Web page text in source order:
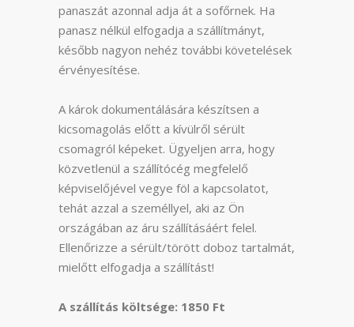
panaszát azonnal adja át a sofőrnek. Ha
panasz nélkül elfogadja a szállítmányt,
később nagyon nehéz további követelések
érvényesítése.
A károk dokumentálására készítsen a
kicsomagolás előtt a kívülről sérült
csomagról képeket. Ügyeljen arra, hogy
közvetlenül a szállítócég megfelelő
képviselőjével vegye föl a kapcsolatot,
tehát azzal a személlyel, aki az Ön
országában az áru szállításáért felel.
Ellenőrizze a sérült/törött doboz tartalmát,
mielőtt elfogadja a szállítást!
A szállítás költsége: 1850 Ft